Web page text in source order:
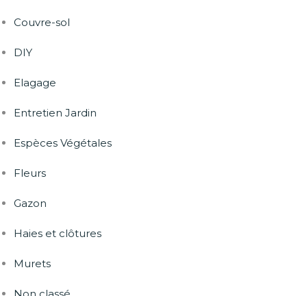
Couvre-sol
DIY
Elagage
Entretien Jardin
Espèces Végétales
Fleurs
Gazon
Haies et clôtures
Murets